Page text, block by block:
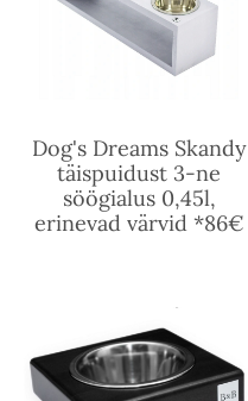
Dog's Dreams Skandy
täispuidust 3-ne
söögialus 0,45l,
erinevad värvid *86€